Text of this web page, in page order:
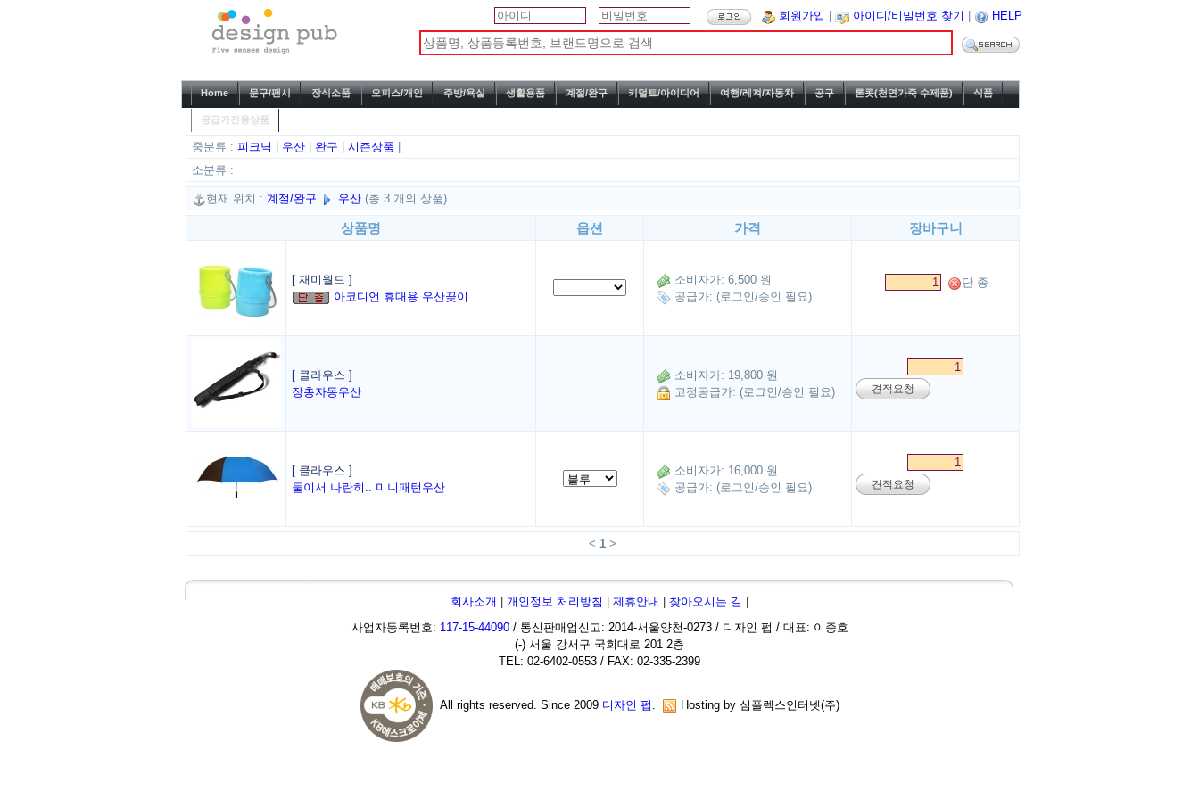
회원가입 아이디/비밀번호 찾기 HELP
Home 문구/팬시 장식소품 오피스/개인 주방/욕실 생활용품 계절/완구 키덜트/아이디어 여행/레져/자동차 공구 론콧(천연가죽 수제품) 식품
공급가전용상품
중분류 :피크닉 우산 완구 |시즌상품
소분류 :
현재 위치 :계절/완구 우산(총 3 개의 상품)
상품명 옵션 가격 장바구니
[ 재미월드 ]
아코디언 휴대용 우산꽂이
소비자가: 6,500 원
공급가: (로그인/승인 필요)
단 종
[ 클라우스 ]
장총자동우산
소비자가: 19,800 원
고정공급가: (로그인/승인 필요)
견적요청
[ 클라우스 ]
둘이서 나란히.. 미니패턴우산
소비자가: 16,000 원
공급가: (로그인/승인 필요)
견적요청
< 1 >
회사소개 개인정보 처리방침 제휴안내 찾아오시는 길
사업자등록번호: 117-15-44090/ 통신판매업신고: 2014-서울양천-0273 / 디자인 펍 / 대표: 이종호
(-) 서울 강서구 국회대로 201 2층
TEL: 02-6402-0553 / FAX: 02-335-2399
All rights reserved. Since 2009 디자인 펍 . Hosting by 심플렉스인터넷(주)